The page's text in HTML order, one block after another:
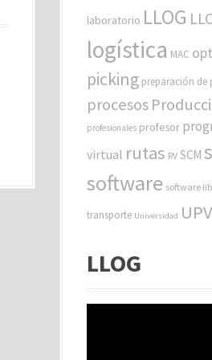
laboratorio LLOG
logística MAC
picking preparación de
procesos
profesionales profesor
virtual rutas RV SCM
software software
transporte Universidad UPV
LLOG